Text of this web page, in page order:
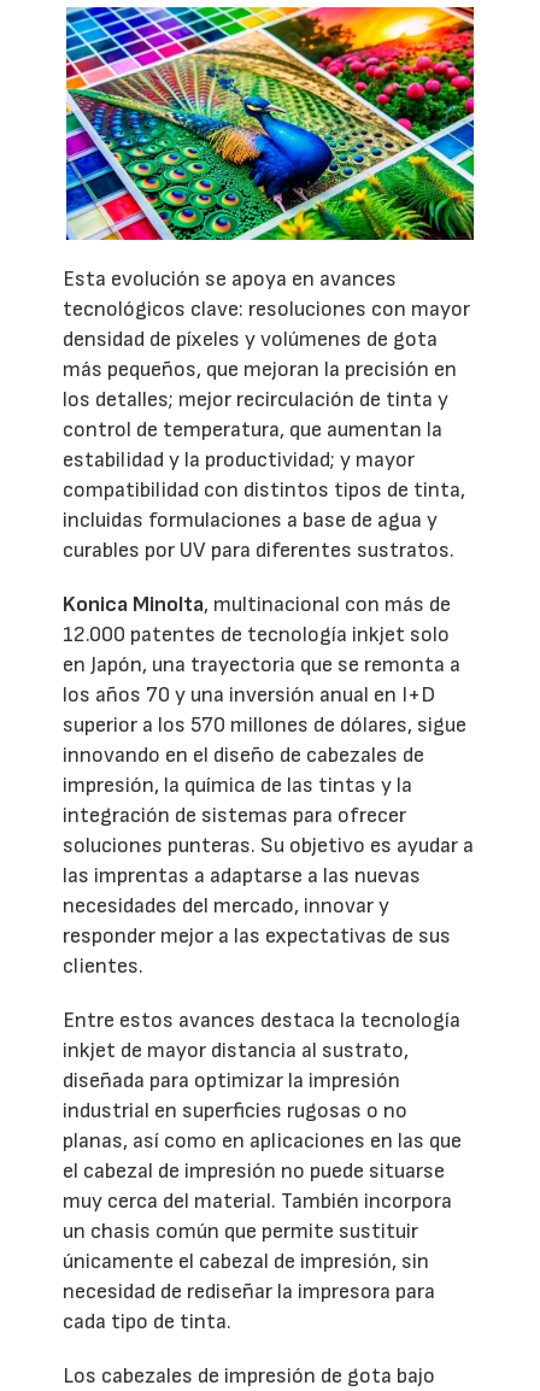
Esta evolución se apoya en avances
tecnológicos clave: resoluciones con mayor
densidad de píxeles y volúmenes de gota
más pequeños, que mejoran la precisión en
los detalles; mejor recirculación de tinta y
control de temperatura, que aumentan la
estabilidad y la productividad; y mayor
compatibilidad con distintos tipos de tinta,
incluidas formulaciones a base de agua y
curables por UV para diferentes sustratos.
Konica Minolta, multinacional con más de
12.000 patentes de tecnología inkjet solo
en Japón, una trayectoria que se remonta a
los años 70 y una inversión anual en I+D
superior a los 570 millones de dólares, sigue
innovando en el diseño de cabezales de
impresión, la química de las tintas y la
integración de sistemas para ofrecer
soluciones punteras. Su objetivo es ayudar a
las imprentas a adaptarse a las nuevas
necesidades del mercado, innovar y
responder mejor a las expectativas de sus
clientes.
Entre estos avances destaca la tecnología
inkjet de mayor distancia al sustrato,
diseñada para optimizar la impresión
industrial en superficies rugosas o no
planas, así como en aplicaciones en las que
el cabezal de impresión no puede situarse
muy cerca del material. También incorpora
un chasis común que permite sustituir
únicamente el cabezal de impresión, sin
necesidad de rediseñar la impresora para
cada tipo de tinta.
Los cabezales de impresión de gota bajo